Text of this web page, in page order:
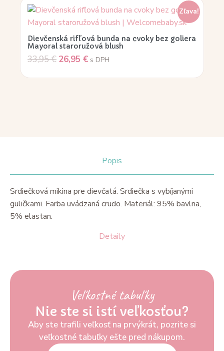
Zľava!
Dievčenská rifľová bunda na cvoky bez goliera
Mayoral staroružová blush
33,95€ 26,95 € s DPH
Popis
Detaily
Srdiečková mikina pre dievčatá. Srdiečka s vybíjanými
guličkami. Farba uvádzaná crudo. Materiál: 95% bavlna,
5% elastan.
Veľkostné tabuľky
Nie ste si istí veľkosťou?
Aby ste trafili veľkosť na prvýkrát, pozrite si
veľkostné tabuľky ešte pred nákupom.